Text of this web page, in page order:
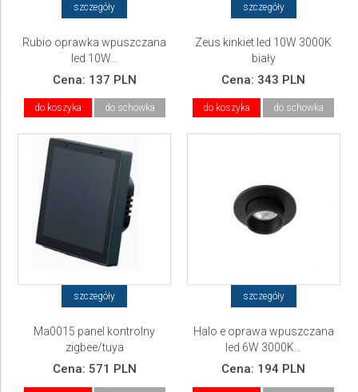
szczegóły
Rubio oprawka wpuszczana
led 10W...
Cena: 137 PLN
do koszyka do schowka
szczegóły
Zeus kinkiet led 10W 3000K
biały
Cena: 343 PLN
do koszyka do schowka
szczegóły
Ma0015 panel kontrolny
zigbee/tuya
Cena: 571 PLN
szczegóły
Halo e oprawa wpuszczana
led 6W 3000K...
Cena: 194 PLN